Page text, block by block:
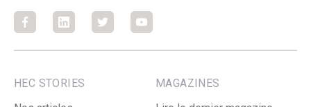
FacebookFacebookFacebookFacebook
HEC STORIES
MAGAZINES